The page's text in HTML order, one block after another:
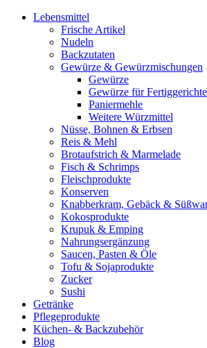
Lebensmittel
Frische Artikel
Nudeln
Backzutaten
Gewürze & Gewürzmischungen
Gewürze
Gewürze für Fertiggerichte
Paniermehle
Weitere Würzmittel
Nüsse, Bohnen & Erbsen
Reis & Mehl
Brotaufstrich & Marmelade
Fisch & Schrimps
Fleischprodukte
Konserven
Knabberkram, Gebäck &
Kokosprodukte
Krupuk & Emping
Nahrungsergänzung
Saucen, Pasten & Öle
Tofu & Sojaprodukte
Zucker
Sushi
Getränke
Pflegeprodukte
Küchen- & Backzubehör
Blog